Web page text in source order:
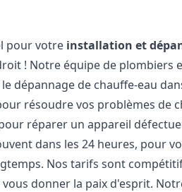
pour votre installation et
! Notre équipe de plombiers
dépannage de chauffe-eau
résoudre vos problèmes de
réparer un appareil
dans les 24 heures, pour
Nos tarifs sont
donner la paix d'esprit.